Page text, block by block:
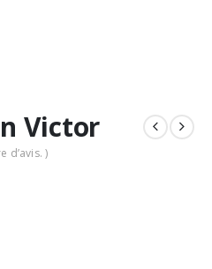
Victor
d’avis. )